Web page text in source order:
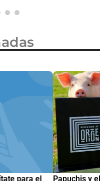
como alternativa